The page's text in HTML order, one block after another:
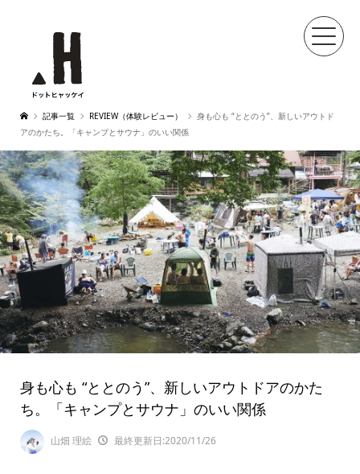
記事一覧 REVIEW（体験レビュー）
身も心も “ととのう”、新しいアウトド
アのかたち。「キャンプとサウナ」のいい関係
身も心も “ととのう”、新しいアウトドアのかた
ち。「キャンプとサウナ」のいい関係
山畑 理絵 最終更新日:2020/11/26